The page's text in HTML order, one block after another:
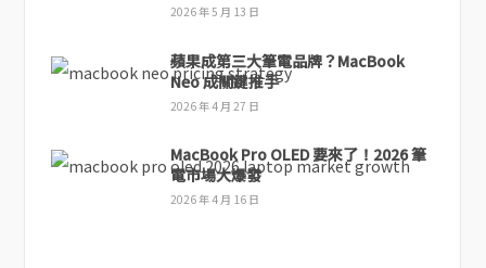
2026 年 5 月 13 日
蘋果成第三大筆電品牌？MacBook
Neo 成關鍵推手
2026 年 4 月 27 日
MacBook Pro OLED 要來了！2026 筆
電市場大爆發
2026 年 4 月 16 日